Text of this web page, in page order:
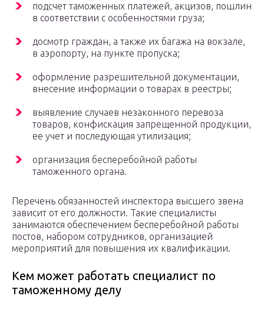
подсчет таможенных платежей, акцизов, пошлин
в соответствии с особенностями груза;
досмотр граждан, а также их багажа на вокзале,
в аэропорту, на пункте пропуска;
оформление разрешительной документации,
внесение информации о товарах в реестры;
выявление случаев незаконного перевоза
товаров, конфискация запрещенной продукции,
ее учет и последующая утилизация;
организация бесперебойной работы
таможенного органа.
Перечень обязанностей инспектора высшего звена
зависит от его должности. Такие специалисты
занимаются обеспечением бесперебойной работы
постов, набором сотрудников, организацией
мероприятий для повышения их квалификации.
Кем может работать специалист по
таможенному делу